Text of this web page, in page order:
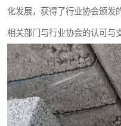
化发展，获得了行业协会颁发
相关部门与行业协会的认可与